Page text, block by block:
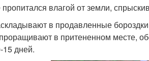
влагой от земли,
в продавленные
в притененном месте,
15 дней.